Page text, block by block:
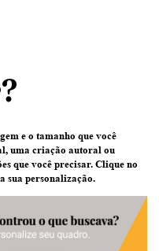
e o tamanho que você
, uma criação autoral ou
que você precisar. Clique no
sua personalização.